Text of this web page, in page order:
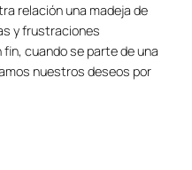
relación una madeja de
y frustraciones
cuando se parte de una
nuestros deseos por